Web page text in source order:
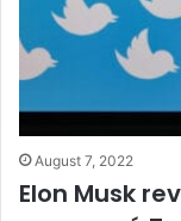
August 7, 2022
Elon Musk